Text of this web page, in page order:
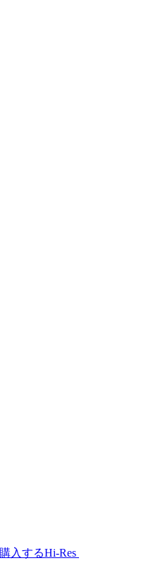
Hi-Res